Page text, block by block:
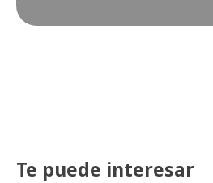
Te puede interesar